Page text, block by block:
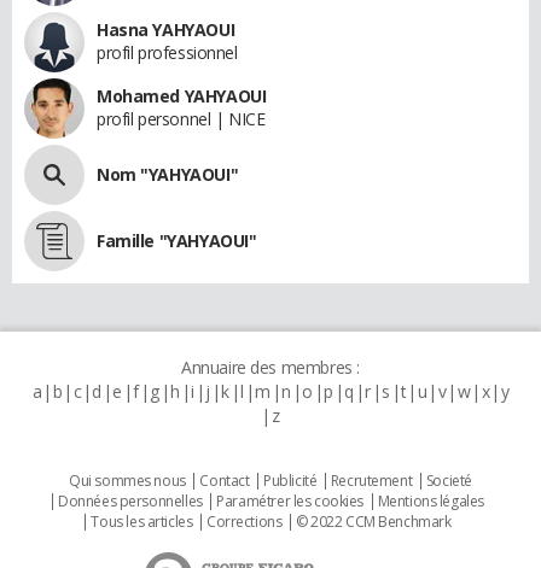
Hasna YAHYAOUI
profil professionnel
Mohamed YAHYAOUI
profil personnel | NICE
Nom "YAHYAOUI"
Famille "YAHYAOUI"
Annuaire des membres :
a b c d e f g h i j k l m n o p q r s t u v w x y
z
Qui sommes nous Contact Publicité Recrutement
Societé
Données personnelles
Paramétrer les cookies
Mentions légales
Tous les articles
Corrections © 2022 CCM Benchmark